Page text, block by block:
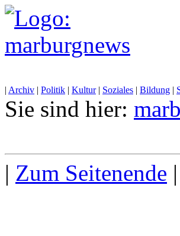
| Archiv | Politik | Kultur| Soziales | Bildung |
Sie sind hier:
| Zum Seitenende |